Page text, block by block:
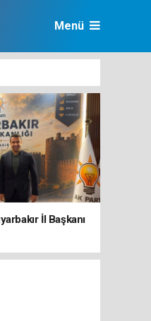
Menü
İl Başkanı